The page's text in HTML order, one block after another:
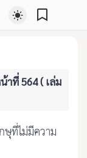
าที่ 564 ( เล่ม
ที่ไม่มีความ